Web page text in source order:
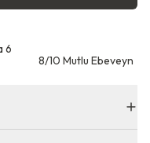
6
8/10 Mutlu Ebeveyn